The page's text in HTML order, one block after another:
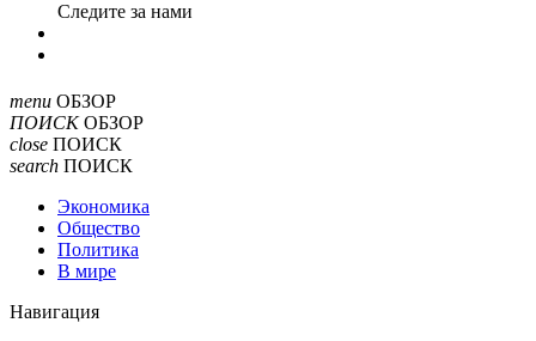
Cледите за нами
menu ОБЗОР
ПОИСК ОБЗОР
close ПОИСК
search ПОИСК
Экономика
Общество
Политика
В мире
Навигация